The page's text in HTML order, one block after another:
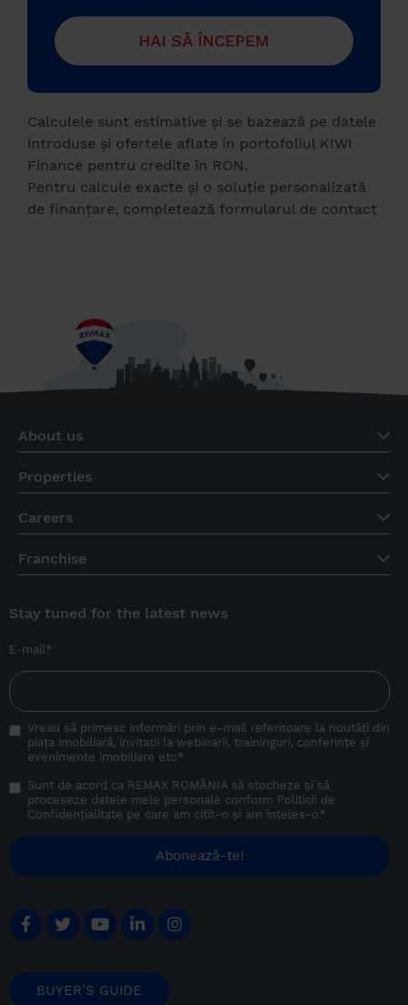
HAI SĂ ÎNCEPEM
Calculele sunt estimative și se bazează pe datele
introduse și ofertele aflate în portofoliul KIWI
Finance pentru credite în RON.
Pentru calcule exacte și o soluție personalizată
de finanțare, completează formularul de contact
About us
Properties
Careers
Franchise
Stay tuned for the latest news
E-mail *
Vreau să primesc informări prin e-mail referitoare la noutăți din
piața imobiliară, invitații la webinarii, traininguri, conferințe și
evenimente imobiliare etc.*
Sunt de acord ca REMAX ROMÂNIA să stocheze și să
proceseze datele mele personale conform Politicii de
Confidențialitate pe care am citit-o și am înțeles-o.*
BUYER'S GUIDE